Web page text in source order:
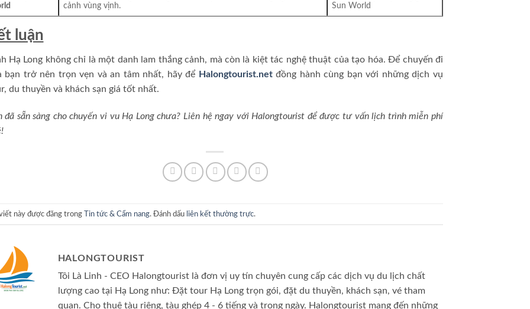
cảnh vùng vịnh.
Sun World
luận
Hạ Long không chỉ là một danh lam thắng cảnh, mà còn là kiệt tác nghệ thuật của tạo hóa. Để chuyến đi
bạn trở nên trọn vẹn và an tâm nhất, hãy để Halongtourist.netđồng hành cùng bạn với những dịch vụ
du thuyền và khách sạn giá tốt nhất.
đã sẵn sàng cho chuyến vi vu Hạ Long chưa? Liên hệ ngay với Halongtourist để được tư vấn lịch trình miễn phí
này được đăng trong Tin tức & Cẩm nang. Đánh dấu liên kết thường trực.
HALONGTOURIST
Tôi Là Linh - CEO Halongtourist là đơn vị uy tín chuyên cung cấp các dịch vụ du lịch chất
lượng cao tại Hạ Long như: Đặt tour Hạ Long trọn gói, đặt du thuyền, khách sạn, vé tham
quan. Cho thuê tàu riêng, tàu ghép 4 - 6 tiếng và trong ngày. Halongtourist mang đến những